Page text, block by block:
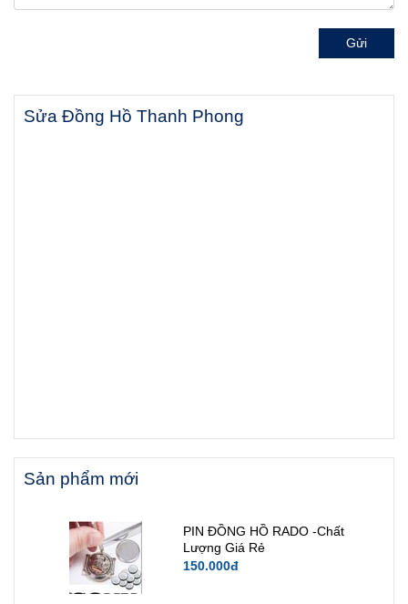
Gửi
Sửa Đồng Hồ Thanh Phong
Sản phẩm mới
PIN ĐỒNG HỒ RADO -Chất
Lượng Giá Rẻ
150.000đ